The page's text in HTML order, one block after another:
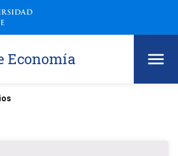
Economía